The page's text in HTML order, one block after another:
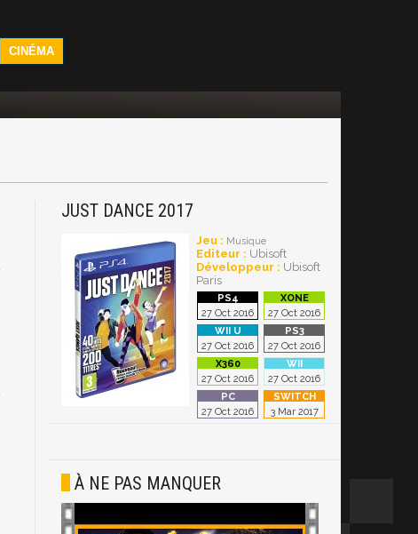
CINÉMA
JUST DANCE 2017
Jeu : Musique
Editeur : Ubisoft
Développeur : Ubisoft
Paris
27 Oct 2016 27 Oct 2016
27 Oct 2016 27 Oct 2016
27 Oct 2016 27 Oct 2016
27 Oct 2016 3 Mar 2017
À NE PAS MANQUER